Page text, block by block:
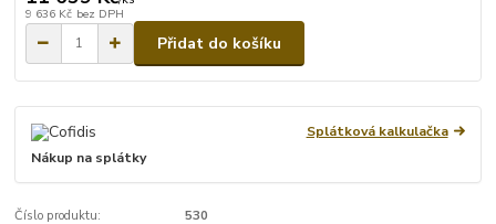
9 636 Kč bez DPH
Přidat do košíku
Splátková kalkulačka
Nákup na splátky
Číslo produktu:
530